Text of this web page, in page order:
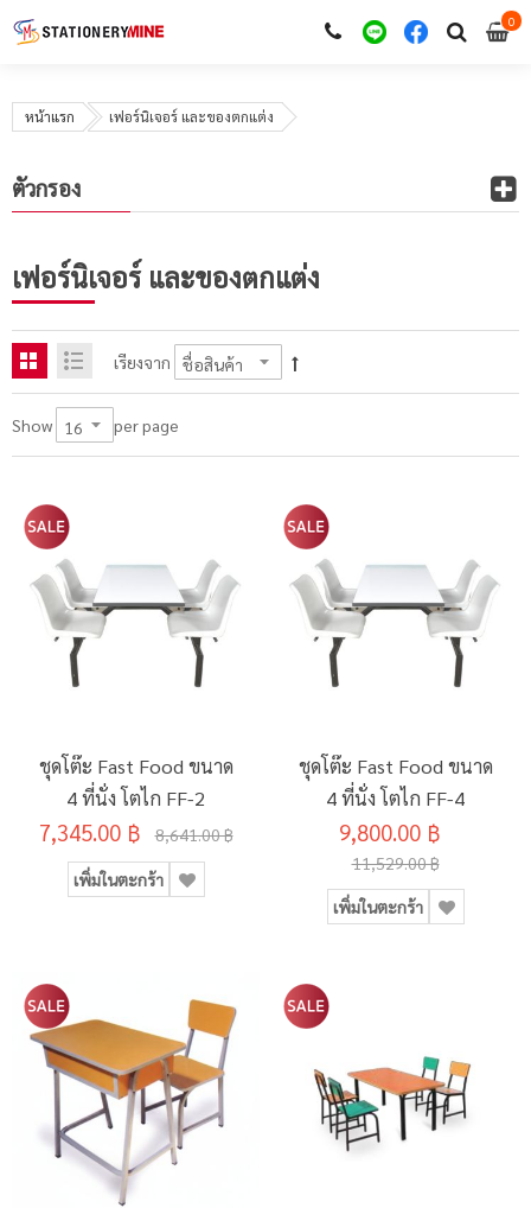
00
หน้าแรก เฟอร์นิเจอร์ และของตกแต่ง
เฟอร์นิเจอร์ และของตกแต่ง
เรียงจาก
Show per page
ชุดโต๊ะ Fast Food ขนาด
4 ที่นั่ง โตไก FF-2
7,345.00 ฿ 8,641.00 ฿
เพิ่มในตะกร้า
ชุดโต๊ะ Fast Food ขนาด
4 ที่นั่ง โตไก FF-4
9,800.00 ฿
11,529.00 ฿
เพิ่มในตะกร้า
ตัวกรอง